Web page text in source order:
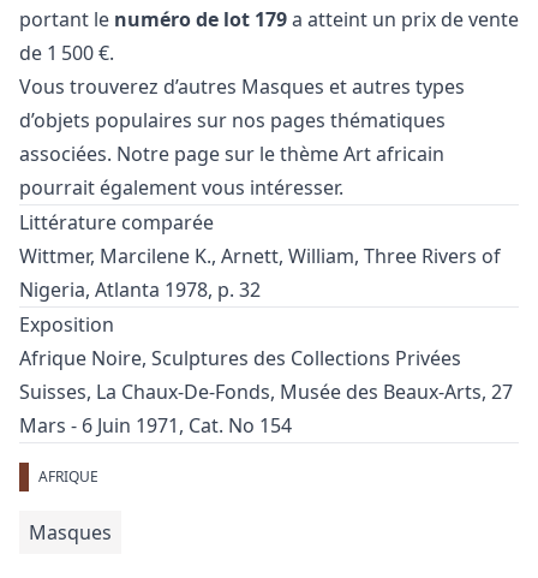
portant le numéro de lot 179a atteint un prix de vente
de 1 500 €.
Vous trouverez d’autres Masques etautres types
d’objets populaires sur nos pages thématiques
associées. Notre page sur le thèmeArt africain
pourrait également vous intéresser.
Littérature comparée
Wittmer, Marcilene K., Arnett, William, Three Rivers of
Nigeria, Atlanta 1978, p. 32
Exposition
Afrique Noire, Sculptures des Collections Privées
Suisses, La Chaux-De-Fonds, Musée des Beaux-Arts, 27
Mars - 6 Juin 1971, Cat. No 154
AFRIQUE
Masques